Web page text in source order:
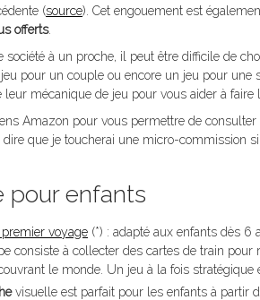
(source). Cet engouement est
offerts.
société à un proche, il peut être difficile de
pour un couple ou encore un jeu pour
mécanique de jeu pour vous aider à faire
Amazon pour vous permettre de
que je toucherai une micro-commission
pour enfants
premier voyage (*) : adapté aux enfants dès 6
consiste à collecter des cartes de train
le monde. Un jeu à la fois
visuelle est parfait pour les enfants à partir